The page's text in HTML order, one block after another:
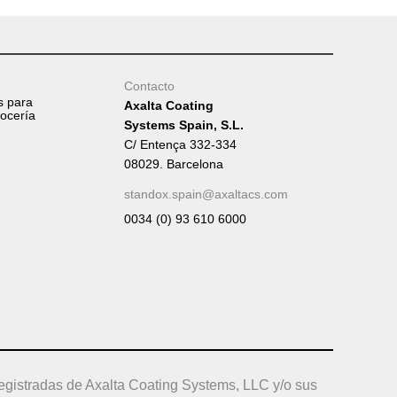
para
Contacto
Axalta Coating
Systems Spain, S.L.
C/ Entença 332-334
08029. Barcelona
standox.spain@axaltacs.com
0034 (0) 93 610 6000
de Axalta Coating Systems, LLC y/o sus